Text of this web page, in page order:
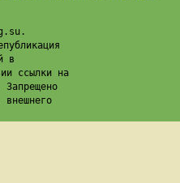
в
ссылки на
внешнего